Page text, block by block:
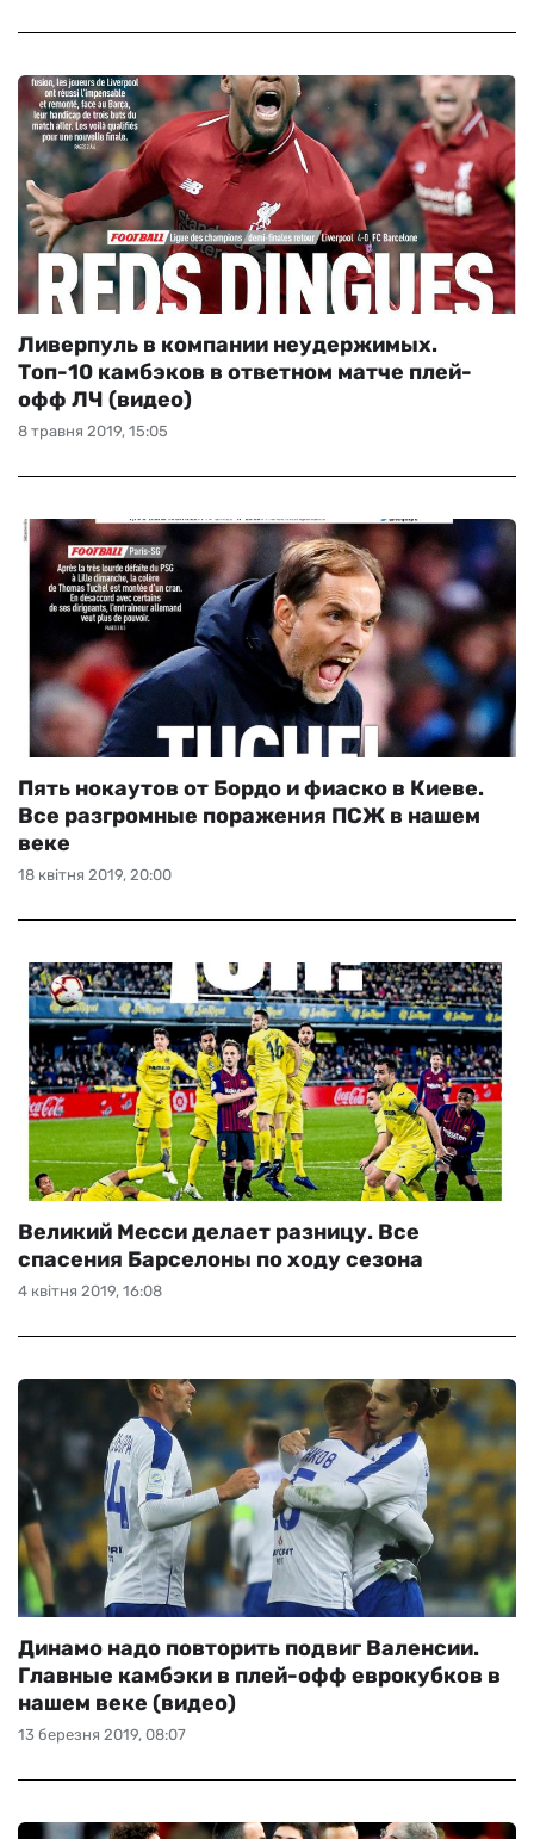
8 травня 2019, 15:05
Ливерпуль в компании неудержимых.
Топ-10 камбэков в ответном матче плей-
офф ЛЧ (видео)
18 квітня 2019, 20:00
Пять нокаутов от Бордо и фиаско в Киеве.
Все разгромные поражения ПСЖ в нашем
веке
4 квітня 2019, 16:08
Великий Месси делает разницу. Все
спасения Барселоны по ходу сезона
13 березня 2019, 08:07
Динамо надо повторить подвиг Валенсии.
Главные камбэки в плей-офф еврокубков в
нашем веке (видео)